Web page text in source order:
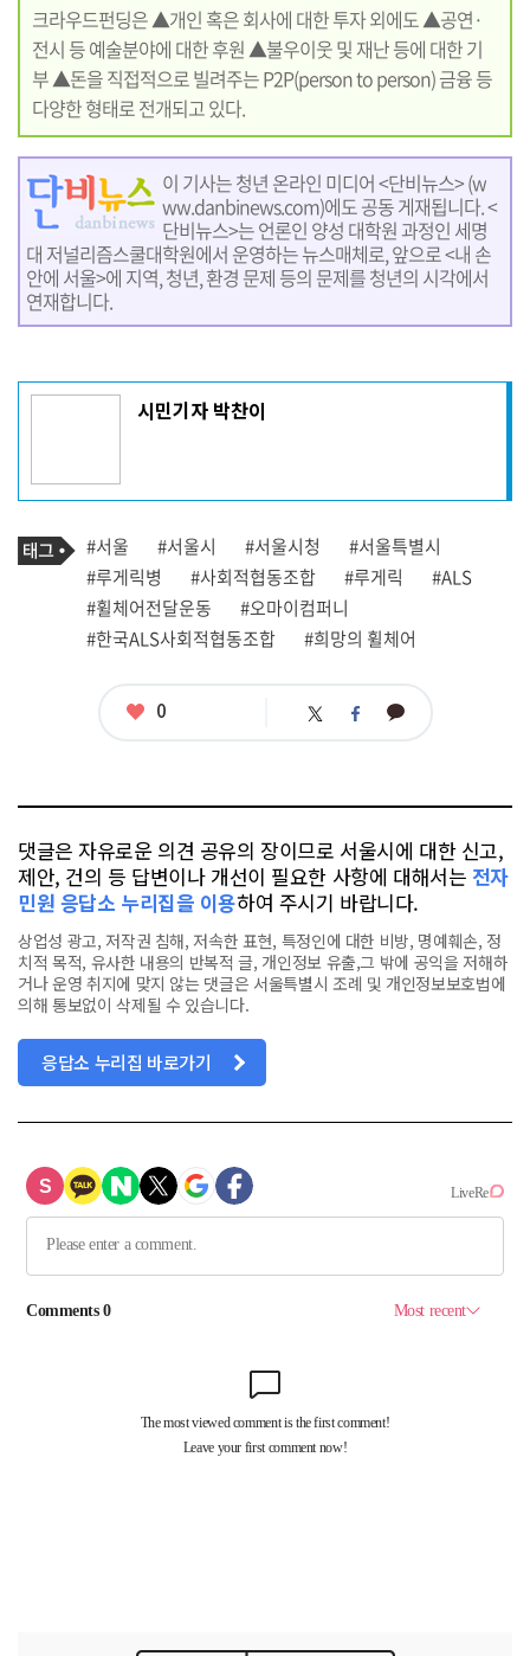
크라우드펀딩은 ▲개인 혹은 회사에 대한 투자 외에도 ▲공연·
전시 등 예술분야에 대한 후원 ▲불우이웃 및 재난 등에 대한 기
부 ▲돈을 직접적으로 빌려주는 P2P(person to person) 금융 등
다양한 형태로 전개되고 있다.
이 기사는 청년 온라인 미디어 <단비뉴스> (w
ww.danbinews.com)에도 공동 게재됩니다. <
단비뉴스>는 언론인 양성 대학원 과정인 세명
대 저널리즘스쿨대학원에서 운영하는 뉴스매체로, 앞으로 <내 손
안에 서울>에 지역, 청년, 환경 문제 등의 문제를 청년의 시각에서
연재합니다.
기
자
프
필
시민기자 박찬이
기
사
관
련
태
그
태
그
#서울 #서울시 #서울시청
#서울특별시
#루게릭병
#사회적협동조합 #루게릭
#ALS
#휠체어전달운동
#오마이컴퍼니
#한국ALS사회적협동조합
#희망의 휠체어
좋
0 트 페 카
댓글은 자유로운 의견 공유의 장이므로 서울시에 대한 신고,
제안, 건의 등 답변이나 개선이 필요한 사항에 대해서는 전자
민원 응답소 누리집을 이용하여 주시기 바랍니다.
상업성 광고, 저작권 침해, 저속한 표현, 특정인에 대한 비방, 명예훼손, 정
치적 목적, 유사한 내용의 반복적 글, 개인정보 유출,그 밖에 공익을 저해하
거나 운영 취지에 맞지 않는 댓글은 서울특별시 조례 및 개인정보보호법에
의해 통보없이 삭제될 수 있습니다.
응답소 누리집 바로가기